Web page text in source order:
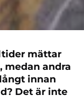
mättar
medan andra
innan
Det är inte